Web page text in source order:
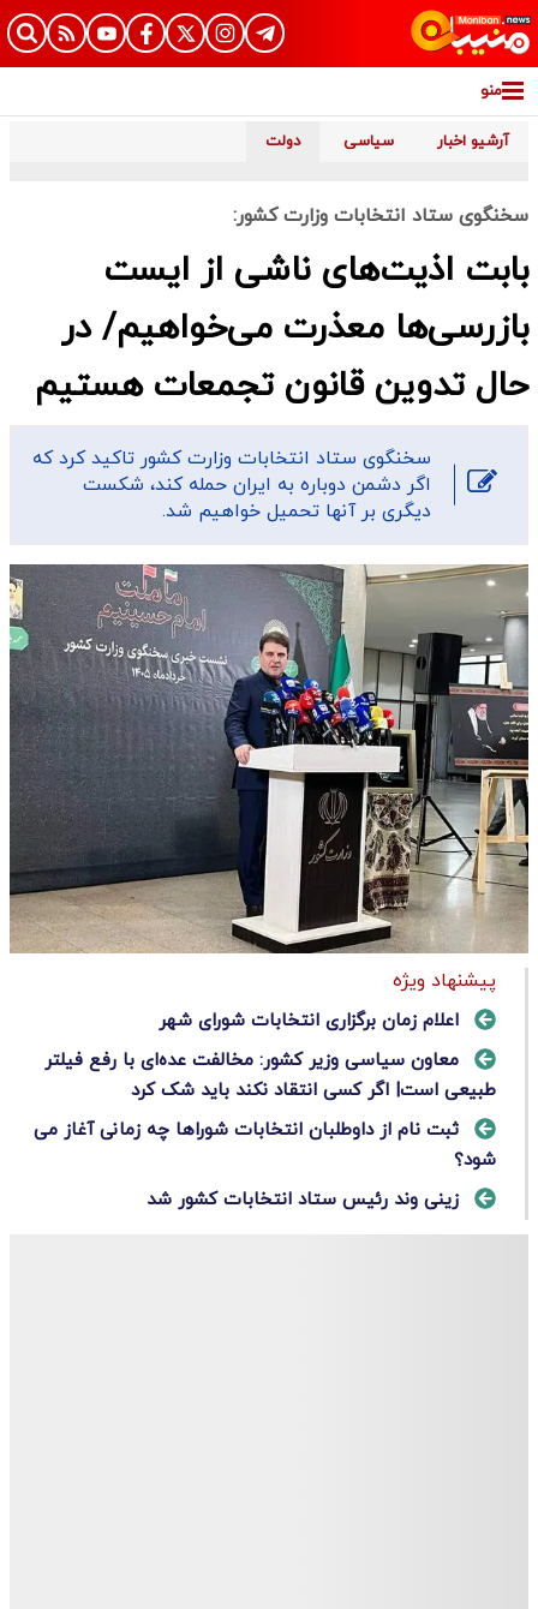
منو
آرشیو اخبار سیاسی دولت
سخنگوی ستاد انتخابات وزارت کشور:
بابت اذیت‌های ناشی از ایست
بازرسی‌ها معذرت می‌خواهیم/ در
حال تدوین قانون‌ تجمعات هستیم
سخنگوی ستاد انتخابات وزارت کشور تاکید کرد که
اگر دشمن دوباره به ایران حمله کند، شکست
دیگری بر آنها تحمیل خواهیم شد.
پیشنهاد ویژه
اعلام زمان برگزاری انتخابات شورای شهر
معاون سیاسی وزیر کشور: مخالفت عده‌ای با رفع فیلتر
طبیعی است| اگر کسی انتقاد نکند باید شک کرد
ثبت نام از داوطلبان انتخابات شوراها چه زمانی آغاز می
شود؟
زینی‌ وند رئیس ستاد انتخابات کشور شد